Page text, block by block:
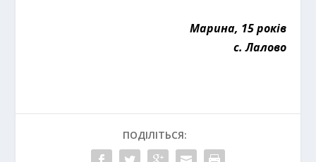
Марина, 15 років
с. Лалово
ПОДІЛІТЬСЯ: